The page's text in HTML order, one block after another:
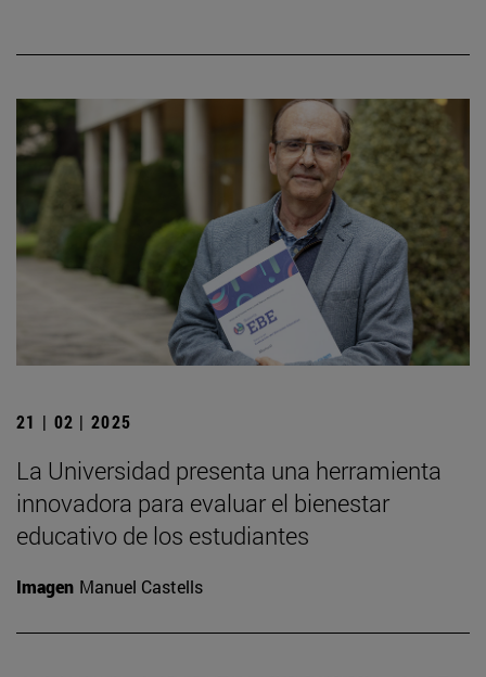
21 | 02 | 2025
La Universidad presenta una herramienta
innovadora para evaluar el bienestar
educativo de los estudiantes
Imagen Manuel Castells